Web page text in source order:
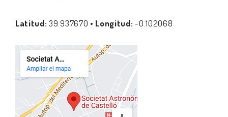
Latitud: 39.937670 • Longitud: -0.102068